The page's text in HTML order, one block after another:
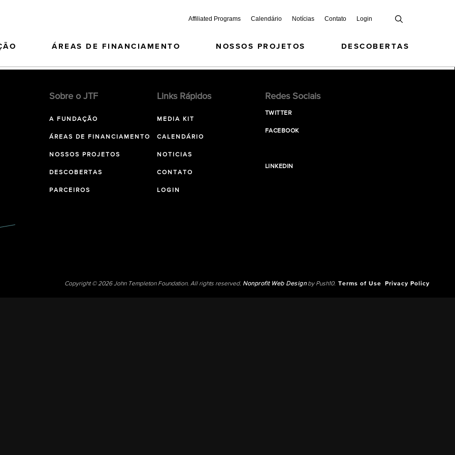
Affiliated Programs Calendário Notícias Contato Login
ÁREAS DE FINANCIAMENTO NOSSOS PROJETOS DESCOBERTAS
Sobre o JTF
A FUNDAÇÃO
ÁREAS DE FINANCIAMENTO
NOSSOS PROJETOS
DESCOBERTAS
PARCEIROS
Links Rápidos
MEDIA KIT
CALENDÁRIO
NOTICIAS
CONTATO
LOGIN
Redes Sociais
TWITTER
FACEBOOK
LINKEDIN
Copyright © 2026 John Templeton Foundation. All rights reserved. Nonprofit Web Designby Push10. Terms of Use Privacy Policy